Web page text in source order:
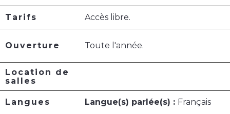
Tarifs Accès libre.
Ouverture Toute l'année.
Location de
salles
Langues Langue(s) parlée(s) : Français